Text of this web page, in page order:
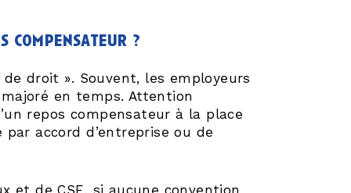
compensateur ?
droit ». Souvent, les employeurs
en temps. Attention
repos compensateur à la place
accord d’entreprise ou de